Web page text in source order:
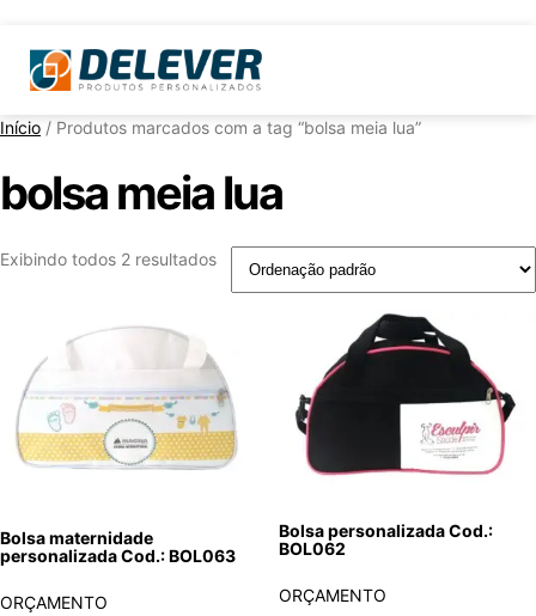
Início / Produtos marcados com a tag “bolsa meia lua”
bolsa meia lua
Exibindo todos 2 resultados
Bolsa maternidade
personalizada Cod.: BOL063
ORÇAMENTO
Bolsa personalizada Cod.:
BOL062
ORÇAMENTO